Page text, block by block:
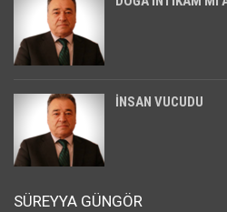
İNSAN VUCUDU
SÜREYYA GÜNGÖR